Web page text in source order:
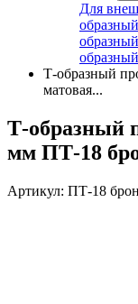
Для
образный
образный
образный
Т-образный
матовая...
Т-образный
мм ПТ-18
Артикул: ПТ-18